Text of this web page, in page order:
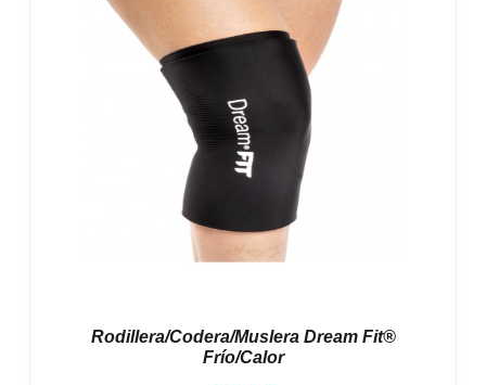
Rodillera/Codera/Muslera Dream Fit®
Frío/Calor